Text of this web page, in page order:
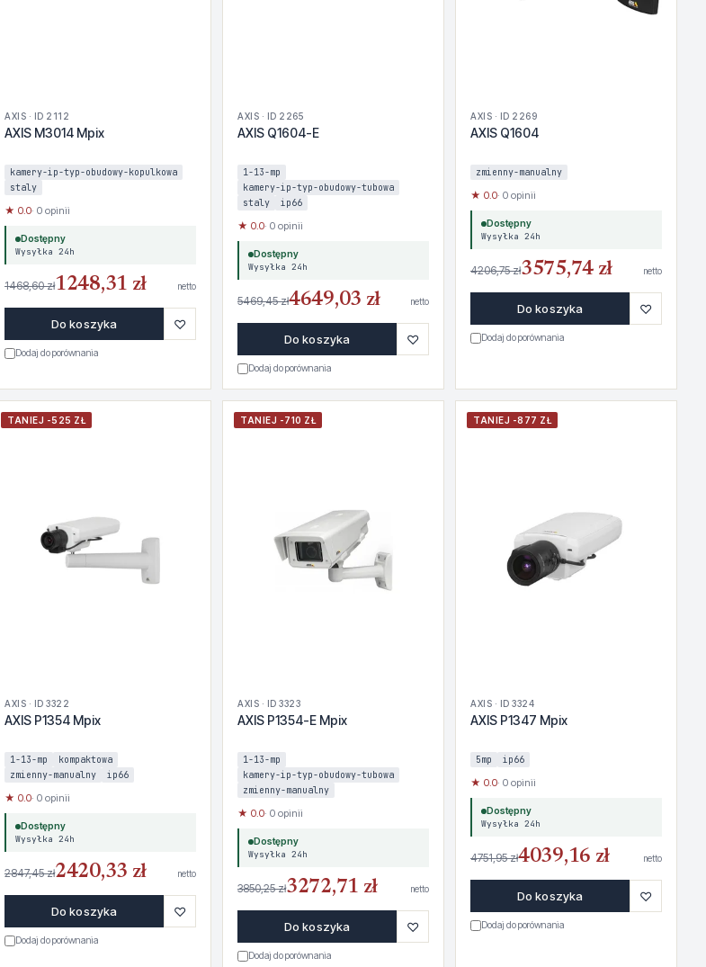
AXIS · ID 2112
AXIS M3014 Mpix
kamery-ip-typ-obudowy-kopulkowa
staly
★ 0.0· 0 opinii
Dostępny
Wysyłka 24h
1468,60 zł1248,31 zł netto
Do koszyka ♡
Dodaj do porównania
AXIS · ID 2265
AXIS Q1604-E
1-13-mp
kamery-ip-typ-obudowy-tubowa
staly
ip66
★ 0.0· 0 opinii
Dostępny
Wysyłka 24h
5469,45 zł4649,03 zł netto
Do koszyka ♡
Dodaj do porównania
AXIS · ID 2269
AXIS Q1604
zmienny-manualny
★ 0.0· 0 opinii
Dostępny
Wysyłka 24h
4206,75 zł3575,74 zł netto
Do koszyka ♡
Dodaj do porównania
TANIEJ -525 ZŁ
AXIS · ID 3322
AXIS P1354 Mpix
1-13-mp
kompaktowa
zmienny-manualny
ip66
★ 0.0· 0 opinii
Dostępny
Wysyłka 24h
2847,45 zł2420,33 zł netto
Do koszyka ♡
Dodaj do porównania
TANIEJ -710 ZŁ
AXIS · ID 3323
AXIS P1354-E Mpix
1-13-mp
kamery-ip-typ-obudowy-tubowa
zmienny-manualny
★ 0.0· 0 opinii
Dostępny
Wysyłka 24h
3850,25 zł3272,71 zł netto
Do koszyka ♡
Dodaj do porównania
TANIEJ -877 ZŁ
AXIS · ID 3324
AXIS P1347 Mpix
5mp ip66
★ 0.0· 0 opinii
Dostępny
Wysyłka 24h
4751,95 zł4039,16 zł netto
Do koszyka ♡
Dodaj do porównania